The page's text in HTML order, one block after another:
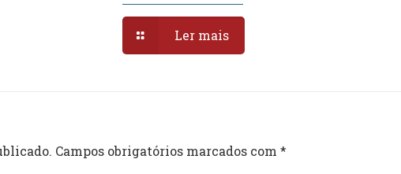
Ler mais
Campos obrigatórios marcados com*